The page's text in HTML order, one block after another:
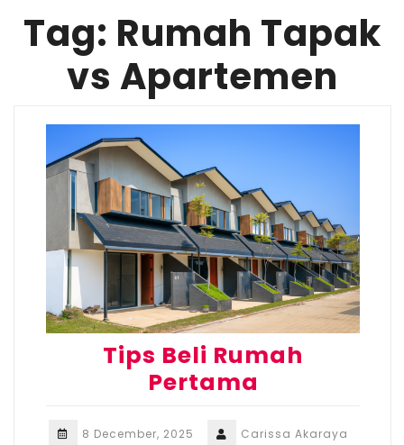
Tag: Rumah Tapak
vs Apartemen
Tips Beli Rumah
Pertama
8 December, 2025 Carissa Akaraya